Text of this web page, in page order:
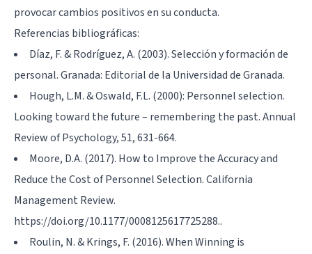
provocar cambios positivos en su conducta.
Referencias bibliográficas:
Díaz, F. & Rodríguez, A. (2003). Selección y formación de
personal. Granada: Editorial de la Universidad de Granada.
Hough, L.M. & Oswald, F.L. (2000): Personnel selection.
Looking toward the future – remembering the past. Annual
Review of Psychology, 51, 631-664.
Moore, D.A. (2017). How to Improve the Accuracy and
Reduce the Cost of Personnel Selection. California
Management Review.
https://doi.org/10.1177/0008125617725288..
Roulin, N. & Krings, F. (2016). When Winning is